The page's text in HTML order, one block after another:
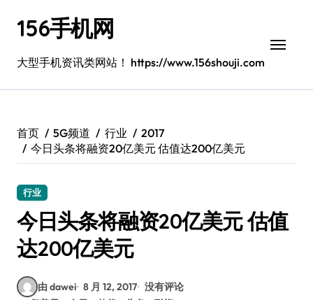
156手机网
大型手机资讯类网站！ https://www.156shouji.com
首页 5G频道 行业
2017
今日头条将融资20亿美元 估值达200亿美元
行业
今日头条将融资20亿美元 估值
达200亿美元
由 dawei 8 月 12, 2017 没有评论